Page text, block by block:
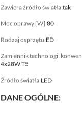
Zawiera źródło światła:tak
Moc oprawy [W]:80
Rodzaj osprzętu:ED
Zamiennik technologii
4x28W T5
Źródło światła:LED
DANE OGÓLNE: